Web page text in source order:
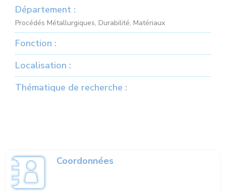
Département :
Procédés Métallurgiques, Durabilité, Matériaux
Fonction :
Localisation :
Thématique de recherche :
Coordonnées